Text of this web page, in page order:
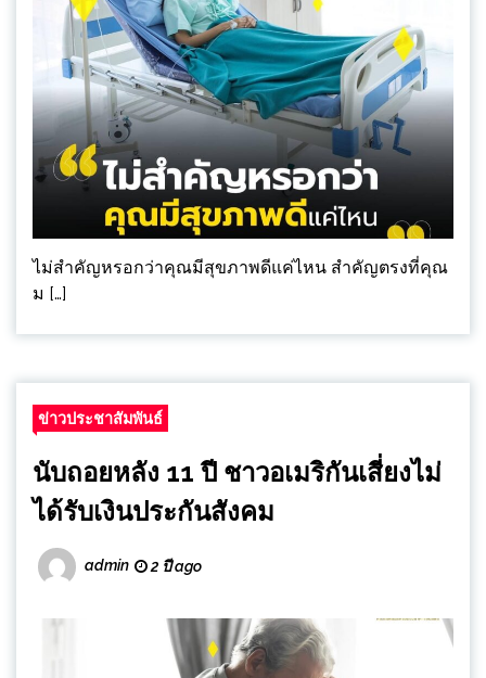
ไม่สำคัญหรอกว่าคุณมีสุขภาพดีแค่ไหน สำคัญตรงที่คุณ
ม […]
ข่าวประชาสัมพันธ์
นับถอยหลัง 11 ปี ชาวอเมริกันเสี่ยงไม่
ได้รับเงินประกันสังคม
admin 2 ปี ago